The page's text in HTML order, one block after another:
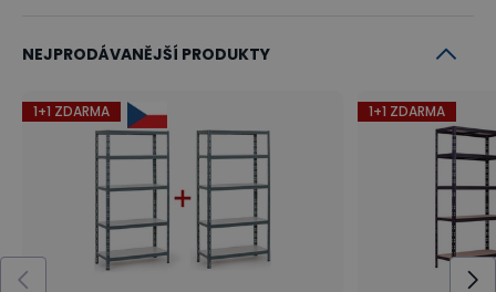
NEJPRODÁVANĚJŠÍ PRODUKTY
1+1 ZDARMA 1+1 ZDARMA